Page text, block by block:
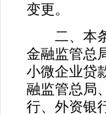
变更。
二、本条
金融监管总
小微企业贷
融监管总局
行、外资银